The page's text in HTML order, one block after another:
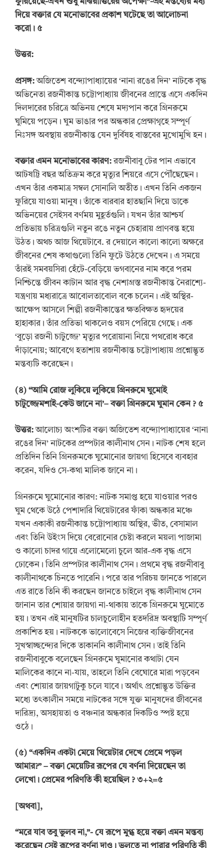
ফুরিয়েছে-এখন শুধু মাঝরাত্তিরের অপেক্ষা”-এই মন্তব্যের মধ্য
দিয়ে বক্তার যে মনোভাবের প্রকাশ ঘটেছে তা আলোচনা
করো। ৫
উত্তর:
প্রসঙ্গ:অজিতেশ বন্দ্যোপাধ্যায়ের ‘নানা রঙের দিন’ নাটকে বৃদ্ধ
অভিনেতা রজনীকান্ত চট্টোপাধ্যায় জীবনের প্রান্তে এসে একদিন
দিলদারের চরিত্রে অভিনয় শেষে মদ্যপান করে গ্রিনরুমে
ঘুমিয়ে পড়েন। ঘুম ভাঙার পর অন্ধকার প্রেক্ষাগৃহে সম্পূর্ণ
নিঃসঙ্গ অবস্থায় রজনীকান্ত যেন দুর্বিষহ বাস্তবের মুখোমুখি হন।
বক্তার এমন মনোভাবের কারণ: রজনীবাবু টের পান এভাবে
আটষট্টি বছর অতিক্রম করে মৃত্যুর শিয়রে এসে পৌঁছেছেন।
এখন তাঁর একমাত্র সম্বল সোনালি অতীত। এখন তিনি একজন
ফুরিয়ে যাওয়া মানুষ। তাঁকে বারবার হাতছানি দিয়ে ডাকে
অভিনয়ের সেইসব বর্ণময় মুহূর্তগুলি। যখন তাঁর আশ্চর্য
প্রতিভায় চরিত্রগুলি নতুন রঙে নতুন চেহারায় প্রাণবন্ত হয়ে
উঠত। অথচ আজ থিয়েটাবে. র দেয়ালে কালো কালো অক্ষরে
জীবনের শেষ কথাগুলো তিনি ফুটে উঠতে দেখেন। এ সময়ে
তাঁরই সমবয়সিরা হেঁটে-বেড়িয়ে ভগবানের নাম করে পরম
নিশ্চিন্তে জীবন কাটান আর বৃদ্ধ নেশাগ্রস্ত রজনীকান্ত নৈরাশ্যে-
যন্ত্রণায় মধ্যরাত্রে আবোলতাবোল বকে চলেন। এই অস্থির-
আক্ষেপ আসলে শিল্পী রজনীকান্তের ক্ষতবিক্ষত হৃদয়ের
হাহাকার। তাঁর প্রতিভা থাকলেও বয়স পেরিয়ে গেছে। এক
‘বুড়ো রজনী চাটুজ্জে’ মৃত্যুর পরোয়ানা নিয়ে পথরোধ করে
দাঁড়ানোয়; আবেগে হতাশায় রজনীকান্ত চট্টোপাধ্যায় প্রশ্নোদ্ভূত
মন্তব্যটি করেছেন।
(৪) “আমি রোজ লুকিয়ে লুকিয়ে গ্রিনরুমে ঘুমোই
চাটুজ্জেমশাই-কেউ জানে না’– বক্তা গ্রিনরুমে ঘুমান কেন ? ৫
উত্তর: আলোচ্য অংশটির বক্তা অজিতেশ বন্দ্যোপাধ্যায়ের ‘নানা
রঙের দিন’ নাটকের প্রম্পটার কালীনাথ সেন। নাটক শেষ হলে
প্রতিদিন তিনি গ্রিনরুমকে ঘুমোনোর জায়গা হিসেবে ব্যবহার
করেন, যদিও সে-কথা মালিক জানে না।
গ্রিনরুমে ঘুমোনোর কারণ: নাটক সমাপ্ত হয়ে যাওয়ার পরও
ঘুম থেকে উঠে পেশাদারি থিয়েটারের ফাঁকা অন্ধকার মঞ্চে
যখন একাকী রজনীকান্ত চট্টোপাধ্যায় অস্থির, ভীত, বেসামাল
এবং তিনি উইংস দিয়ে বেরোনোর চেষ্টা করলে ময়লা পাজামা
ও কালো চাদর গায়ে এলোমেলো চুলে আর-এক বৃদ্ধ এসে
ঢোকেন। তিনি প্রম্পটার কালীনাথ সেন। প্রথমে বৃদ্ধ রজনীবাবু
কালীনাথকে চিনতে পারেনি। পরে তার পরিচয় জানতে পারলে
এত রাতে তিনি কী করছেন জানতে চাইলে বৃদ্ধ কালীনাথ সেন
জানান তার শোয়ার জায়গা না-থাকায় তাকে গ্রিনরুমে ঘুমোতে
হয়। তখন এই মানুষটির চালচুলোহীন হতদরিদ্র অবস্থাটি সম্পূর্ণ
প্রকাশিত হয়। নাটককে ভালোবেসে নিজের ব্যক্তিজীবনের
সুখস্বাচ্ছন্দ্যের দিকে তাকাননি কালীনাথ সেন। তাই তিনি
রজনীবাবুকে বলেছেন গ্রিনরুমে ঘুমানোর কথাটা যেন
মালিকের কানে না-যায়, তাহলে তিনি বেঘোরে মারা পড়বেন
এবং শোয়ার জায়গাটুকু চলে যাবে। অর্থাৎ প্রশ্নোদ্ভূত উক্তির
মধ্যে তৎকালীন সময়ে নাটকের সঙ্গে যুক্ত মানুষদের জীবনের
দারিদ্র্য, অসহায়তা ও বঞ্চনার অন্ধকার দিকটিও স্পষ্ট হয়ে
ওঠে।
(৫) “একদিন একটা মেয়ে থিয়েটার দেখে প্রেমে পড়ল
আমার?”– বক্তা মেয়েটির রূপের যে বর্ণনা দিয়েছেন তা
লেখো। প্রেমের পরিণতি কী হয়েছিল ? ৩+২=৫
[অথবা ,
“মরে যাব তবু ভুলব না,”- যে রূপে মুগ্ধ হয়ে বক্তা এমন মন্তব্য